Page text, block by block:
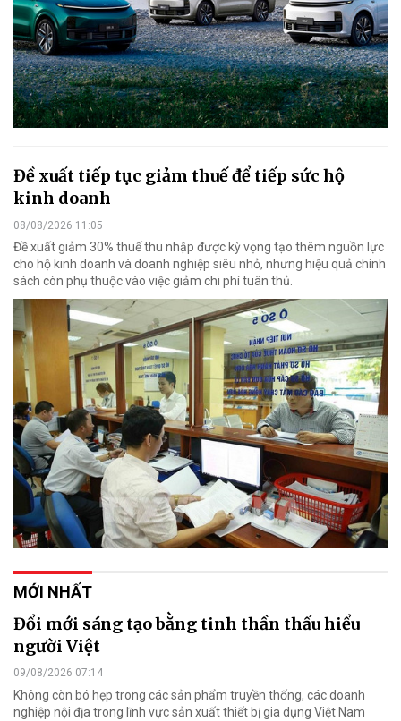
Đề xuất tiếp tục giảm thuế để tiếp sức hộ
kinh doanh
08/08/2026 11:05
Đề xuất giảm 30% thuế thu nhập được kỳ vọng tạo thêm nguồn lực
cho hộ kinh doanh và doanh nghiệp siêu nhỏ, nhưng hiệu quả chính
sách còn phụ thuộc vào việc giảm chi phí tuân thủ.
MỚI NHẤT
Đổi mới sáng tạo bằng tinh thần thấu hiểu
người Việt
09/08/2026 07:14
Không còn bó hẹp trong các sản phẩm truyền thống, các doanh
nghiệp nội địa trong lĩnh vực sản xuất thiết bị gia dụng Việt Nam